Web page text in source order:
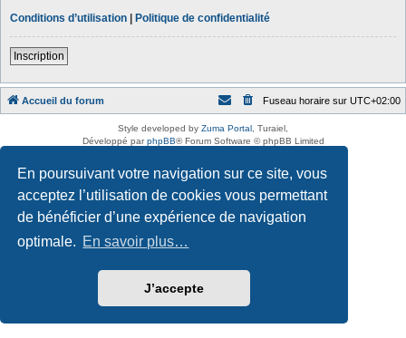
En poursuivant votre navigation sur ce site, vous
acceptez l’utilisation de cookies vous permettant
de bénéficier d’une expérience de navigation
optimale. En savoir plus…
J’accepte
Conditions d’utilisation | Politique de confidentialité
Inscription
Accueil du forum Fuseau horaire sur UTC+02:00
Style developed by Zuma Portal , Turaiel,
Développé parphpBB® Forum Software © phpBB Limited
Confidentialité|Conditions